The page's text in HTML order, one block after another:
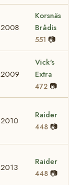
2008
Korsnäs
Brådis
551 📷
2009
Vick's
Extra
472 📷
2010
Raider
448 📷
2013
Raider
448 📷